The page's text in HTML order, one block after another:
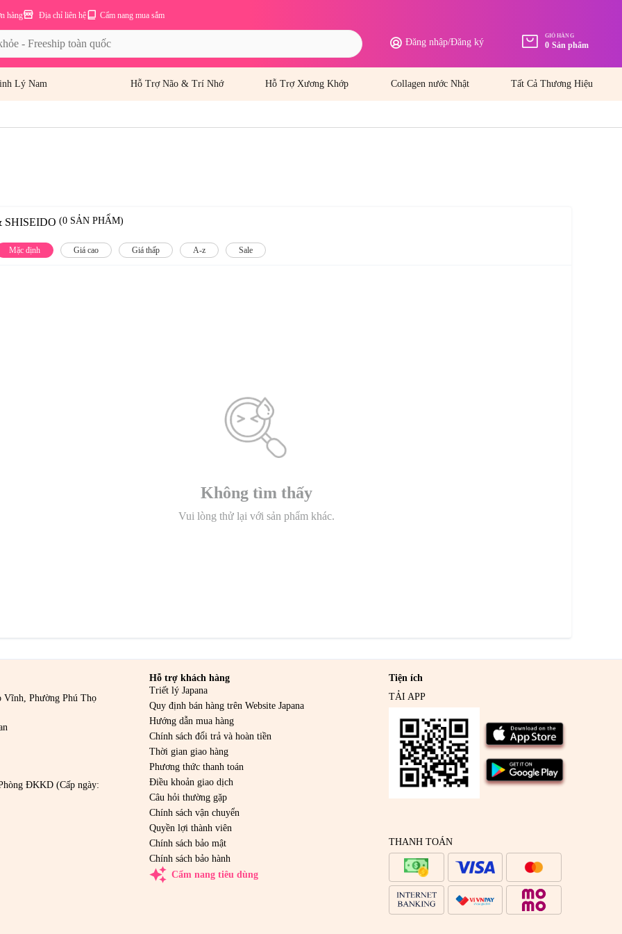
Cẩm nang mua sắm
Địa chỉ liên hệ
hàng
Đăng nhập/Đăng ký
GIỎ HÀNG
0 Sản phẩm
Lý Nam Hỗ Trợ Não & Trí Nhớ Hỗ Trợ Xương Khớp Collagen nước Nhật Tất Cả Thương Hiệu
(0 SẢN PHẨM)
Mặc định Giá cao Giá thấp A-z Sale
Không tìm thấy
Vui lòng thử lại với sản phẩm khác.
Vĩnh, Phường Phú Thọ
ĐKKD (Cấp ngày:
Hỗ trợ khách hàng
Triết lý Japana
Quy định bán hàng trên Website Japana
Hướng dẫn mua hàng
Chính sách đổi trả và hoàn tiền
Thời gian giao hàng
Phương thức thanh toán
Điều khoản giao dịch
Câu hỏi thường gặp
Chính sách vận chuyển
Quyền lợi thành viên
Chính sách bảo mật
Chính sách bảo hành
auto_awesome Cẩm nang tiêu dùng
Tiện ích
TẢI APP
THANH TOÁN